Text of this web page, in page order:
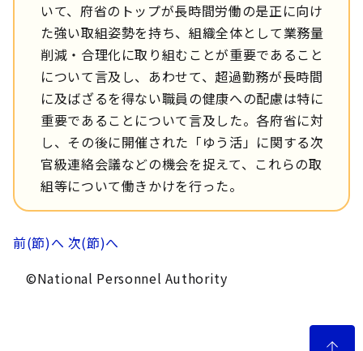
いて、府省のトップが長時間労働の是正に向け
た強い取組姿勢を持ち、組織全体として業務量
削減・合理化に取り組むことが重要であること
について言及し、あわせて、超過勤務が長時間
に及ばざるを得ない職員の健康への配慮は特に
重要であることについて言及した。各府省に対
し、その後に開催された「ゆう活」に関する次
官級連絡会議などの機会を捉えて、これらの取
組等について働きかけを行った。
前(節)へ 次(節)へ
©National Personnel Authority